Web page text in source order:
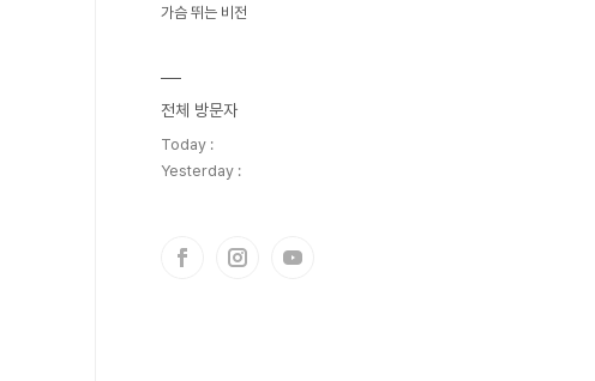
가슴 뛰는 비전
전체 방문자
Today :
Yesterday :